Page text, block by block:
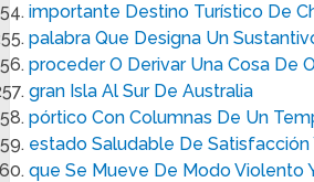
importante Destino Turístico De
palabra Que Designa Un
proceder O Derivar Una Cosa De
gran Isla Al Sur De Australia
pórtico Con Columnas De Un
estado Saludable De Satisfacción
que Se Mueve De Modo Violento